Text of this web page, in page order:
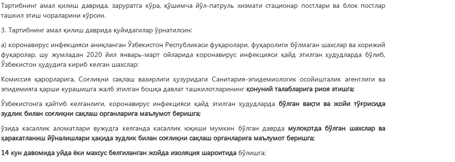
Тартибнинг амал қилиш даврида, заруратга кўра, қўшимча йўл-патруль хизмати стационар постлари ва блок постлар
ташкил этиш чораларини кўрсин.
3. Тартибнинг амал қилиш даврида қуйидагилар ўрнатилсин:
а) коронавирус инфекцияси аниқланган Ўзбекистон Республикаси фуқаролари, фуқаролиги бўлмаган шахслар ва хорижий
фуқаролар, шу жумладан 2020 йил январь-март ойларида коронавирус инфекцияси қайд этилган ҳудудларда бўлиб,
Ўзбекистон ҳудудига кириб келган шахслар:
Комиссия қарорларига, Соғлиқни сақлаш вазирлиги ҳузуридаги Санитария-эпидемиологик осойишталик агентлиги ва
эпидемияга қарши курашишга жалб этилган бошқа давлат ташкилотларининг қонуний талабларига риоя этишга;
Ўзбекистонга қайтиб келганлиги, коронавирус инфекцияси қайд этилган ҳудудлардабўлган вақти ва жойи тўғрисида
зудлик билан соғлиқни сақлаш органларига маълумот беришга;
ўзида касаллик аломатлари вужудга келганда касаллик юқиши мумкин бўлган даврда мулоқотда бўлган шахслар ва
ҳаракатланиш йўналишлари ҳақида зудлик билан соғлиқни сақлаш органларига маълумот беришга;
14 кун давомида уйда ёки махсус белгиланган жойда изоляция шароитидабўлишга;